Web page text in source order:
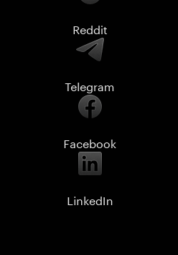
Reddit
Telegram
Facebook
LinkedIn